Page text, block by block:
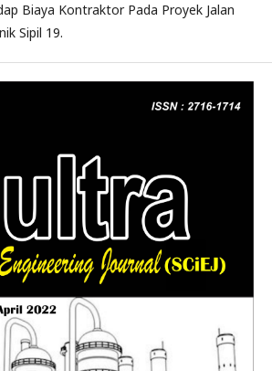
Biaya Kontraktor Pada Proyek Jalan
Sipil 19.